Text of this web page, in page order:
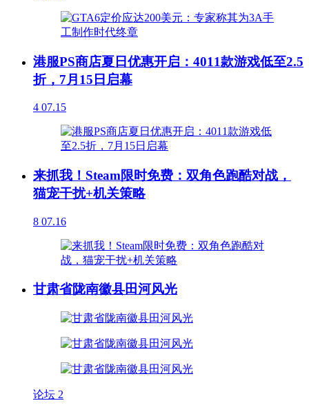
港服PS商店夏日优惠开启：4011款游戏低至2.5
折，7月15日启幕
4 07.15
来抓我！Steam限时免费：双角色跑酷对战，
猫宠干扰+机关策略
8 07.16
甘肃省陇南徽县田河风光
论坛 2